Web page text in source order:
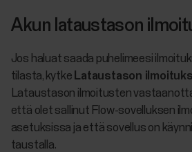
Akun lataustason
Jos haluat saada puhelimeesi
tilasta, kytke Lataustason
Lataustason ilmoitusten
että olet sallinut Flow-sovelluksen
asetuksissa ja että sovellus on
taustalla.